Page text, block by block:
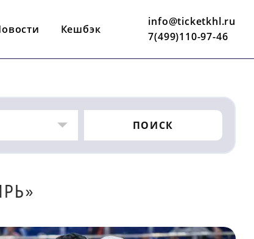
Кешбэк
info@ticketkhl.ru
7(499)110-97-46
ПОИСК